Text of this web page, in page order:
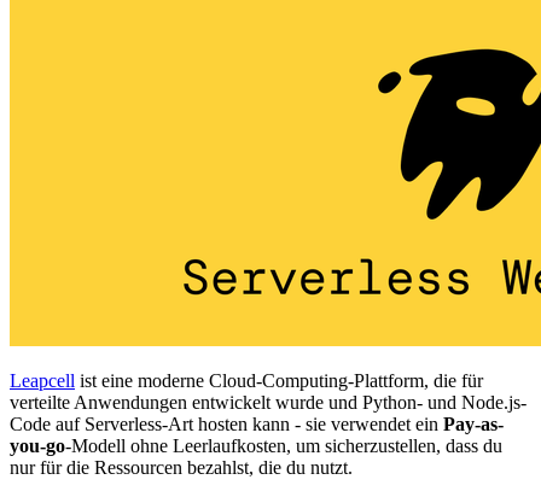
Leapcell ist eine moderne Cloud-Computing-Plattform, die für
verteilte Anwendungen entwickelt wurde und Python- und Node.js-
Code auf Serverless-Art hosten kann - sie verwendet ein Pay-as-
you-go-Modell ohne Leerlaufkosten, um sicherzustellen, dass du
nur für die Ressourcen bezahlst, die du nutzt.